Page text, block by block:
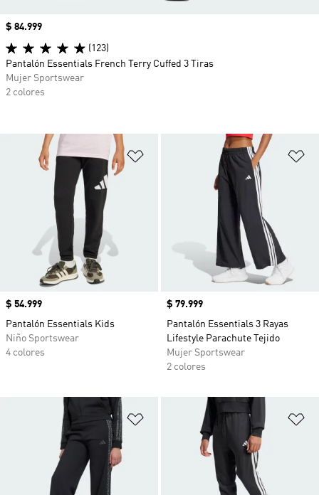
Añadir a la lista de deseos
Precio
$ 54.999
Pantalón Essentials Kids
Niño Sportswear
4 colores
Precio
$ 79.999
Pantalón Essentials 3 Rayas
Lifestyle Parachute Tejido
Mujer Sportswear
2 colores
Añadir a la lista de deseos
Precio
$ 84.999
(123)
Pantalón Essentials French Terry Cuffed 3 Tiras
Mujer Sportswear
2 colores